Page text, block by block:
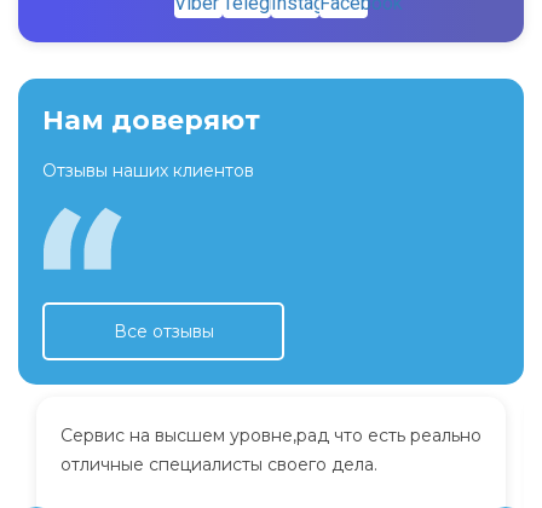
Нам доверяют
Отзывы наших клиентов
Все отзывы
Сервис на высшем уровне,рад что есть реально
отличные специалисты своего дела.